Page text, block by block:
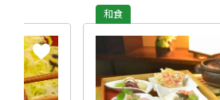
和食